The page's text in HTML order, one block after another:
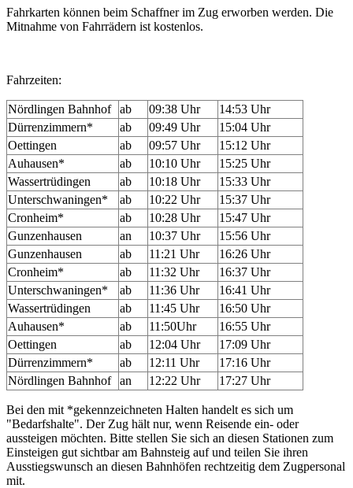
Fahrkarten können beim Schaffner im Zug erworben werden. Die
Mitnahme von Fahrrädern ist kostenlos.
Fahrzeiten:
Nördlingen Bahnhof ab 09:38 Uhr
14:53 Uhr
Dürrenzimmern*
ab 09:49 Uhr
15:04 Uhr
Oettingen
ab 09:57 Uhr
15:12 Uhr
Auhausen*
ab 10:10 Uhr
15:25 Uhr
Wassertrüdingen
ab 10:18 Uhr
15:33 Uhr
Unterschwaningen*
ab 10:22 Uhr
15:37 Uhr
Cronheim*
ab 10:28 Uhr
15:47 Uhr
Gunzenhausen
an 10:37 Uhr
15:56 Uhr
Gunzenhausen
ab 11:21 Uhr
16:26 Uhr
Cronheim*
ab 11:32 Uhr
16:37 Uhr
Unterschwaningen*
ab 11:36 Uhr
16:41 Uhr
Wassertrüdingen
ab 11:45 Uhr
16:50 Uhr
Auhausen*
ab 11:50Uhr
16:55 Uhr
Oettingen
ab 12:04 Uhr
17:09 Uhr
Dürrenzimmern*
ab 12:11 Uhr
17:16 Uhr
Nördlingen Bahnhof
an 12:22 Uhr 17:27 Uhr
Bei den mit *gekennzeichneten Halten handelt es sich um
"Bedarfshalte". Der Zug hält nur, wenn Reisende ein- oder
aussteigen möchten. Bitte stellen Sie sich an diesen Stationen zum
Einsteigen gut sichtbar am Bahnsteig auf und teilen Sie ihren
Ausstiegswunsch an diesen Bahnhöfen rechtzeitig dem Zugpersonal
mit.